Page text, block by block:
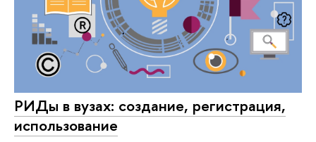
РИДы в вузах: создание, регистрация,
использование